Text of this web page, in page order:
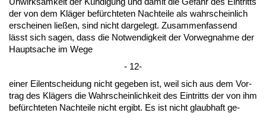
der von dem Kläger befürch­te­ten Nach­tei­le als wahr­schein­lich
er­schei­nen ließen, sind nicht dar­ge­legt. Zu­sam­men­fas­send
lässt sich sa­gen, dass die Not­wen­dig­keit der Vor­weg­nah­me der
Haupt­sa­che im We­ge
- 12-
ei­ner Eil­ent­schei­dung nicht ge­ge­ben ist, weil sich aus dem Vor­
trag des Klägers die Wahr­schein­lich­keit des Ein­tritts der von ihm
befürch­te­ten Nach­tei­le nicht er­gibt. Es ist nicht glaub­haft ge­